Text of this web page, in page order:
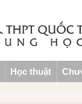
Học thuật